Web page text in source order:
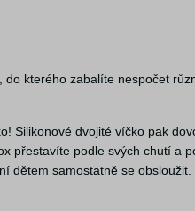
kterého zabalíte nespočet
Silikonové dvojité víčko pak
přestavíte podle svých chutí a
dětem samostatně se obsloužit.